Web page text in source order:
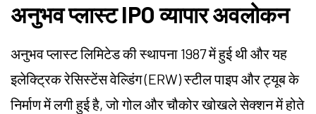
अनुभव प्लास्ट IPO व्यापार अवलोकन
अनुभव प्लास्ट लिमिटेड की स्थापना 1987 में हुई थी और यह
इलेक्ट्रिक रेसिस्टेंस वेल्डिंग (ERW) स्टील पाइप और ट्यूब के
निर्माण में लगी हुई है, जो गोल और चौकोर खोखले सेक्शन में होते